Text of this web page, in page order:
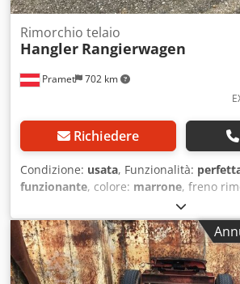
Pramet 702 km
Rimorchio telaio
Hangler Rangierwagen
Richiedere
Condizione: usata, Funzionalità:
funzionante, colore: marrone, freno
, Veicolo per manovre